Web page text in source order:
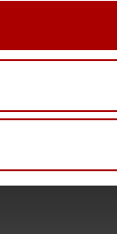
Enjoy your job